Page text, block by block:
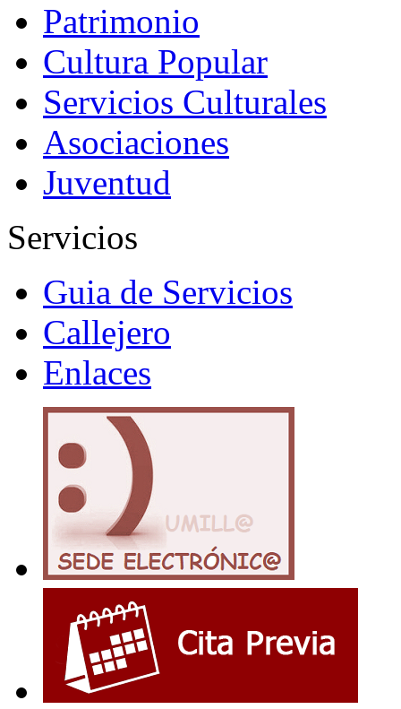
Patrimonio
Cultura Popular
Servicios Culturales
Asociaciones
Juventud
Servicios
Guia de Servicios
Callejero
Enlaces